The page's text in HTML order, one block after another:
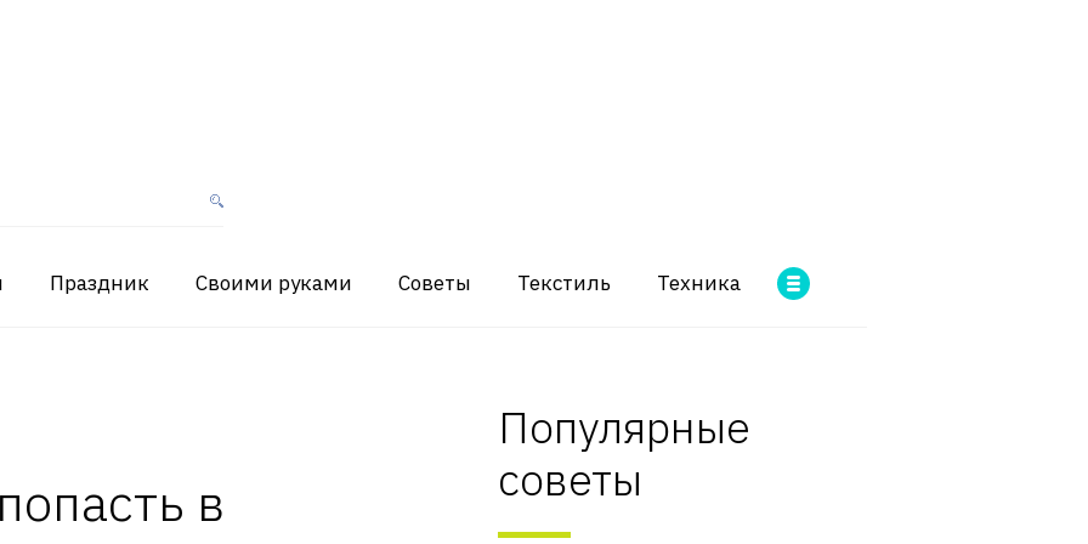
Праздник Своими руками Советы Текстиль Техника
в
Популярные
советы